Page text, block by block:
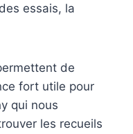
essais, la
de
fort utile pour
qui nous
les recueils